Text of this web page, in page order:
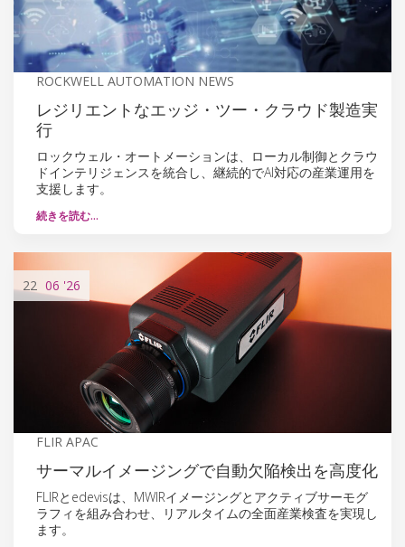
ROCKWELL AUTOMATION NEWS
レジリエントなエッジ・ツー・クラウド製造実
行
ロックウェル・オートメーションは、ローカル制御とクラウ
ドインテリジェンスを統合し、継続的でAI対応の産業運用を
支援します。
続きを読む…
22 06 '26
FLIR APAC
サーマルイメージングで自動欠陥検出を高度化
FLIRとedevisは、MWIRイメージングとアクティブサーモグ
ラフィを組み合わせ、リアルタイムの全面産業検査を実現し
ます。